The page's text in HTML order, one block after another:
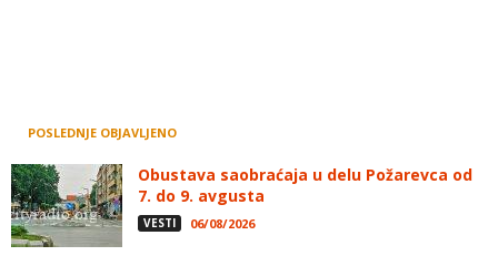
POSLEDNJE OBJAVLJENO
Obustava saobraćaja u delu Požarevca od
7. do 9. avgusta
VESTI 06/08/2026